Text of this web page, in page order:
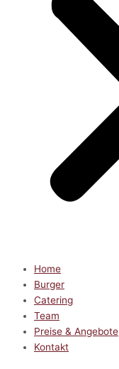
Home
Burger
Catering
Team
Preise & Angebote
Kontakt